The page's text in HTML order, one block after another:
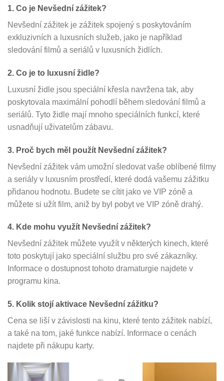
1. Co je Nevšední zážitek?
Nevšední zážitek je zážitek spojený s poskytováním
exkluzivních a luxusních služeb, jako je například
sledování filmů a seriálů v luxusních židlích.
2. Co je to luxusní židle?
Luxusní židle jsou speciální křesla navržena tak, aby
poskytovala maximální pohodlí během sledování filmů a
seriálů. Tyto židle mají mnoho speciálních funkcí, které
usnadňují uživatelům zábavu.
3. Proč bych měl použít Nevšední zážitek?
Nevšední zážitek vám umožní sledovat vaše oblíbené filmy
a seriály v luxusním prostředí, které dodá vašemu zážitku
přidanou hodnotu. Budete se cítit jako ve VIP zóně a
můžete si užít film, aniž by byl pobyt ve VIP zóně drahý.
4. Kde mohu využít Nevšední zážitek?
Nevšední zážitek můžete využít v některých kinech, které
toto poskytují jako speciální službu pro své zákazníky.
Informace o dostupnost tohoto dramaturgie najdete v
programu kina.
5. Kolik stojí aktivace Nevšední zážitku?
Cena se liší v závislosti na kinu, které tento zážitek nabízí,
a také na tom, jaké funkce nabízí. Informace o cenách
najdete při nákupu karty.